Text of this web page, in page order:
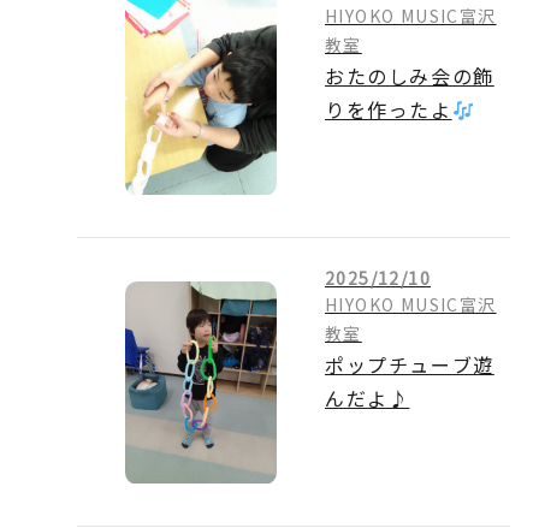
HIYOKO MUSIC富沢
教室
おたのしみ会の飾
りを作ったよ
2025/12/10
HIYOKO MUSIC富沢
教室
ポップチューブ遊
んだよ♪